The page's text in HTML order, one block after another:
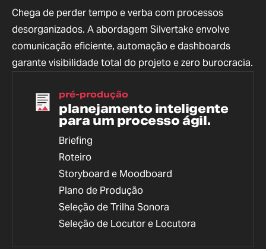
Chega de perder tempo e verba com processos
desorganizados. A abordagem Silvertake envolve
comunicação eficiente, automação e dashboards
garante visibilidade total do projeto e zero burocracia.
pré-produção
planejamento inteligente
para um processo ágil.
Briefing
Roteiro
Storyboard e Moodboard
Plano de Produção
Seleção de Trilha Sonora
Seleção de Locutor e Locutora